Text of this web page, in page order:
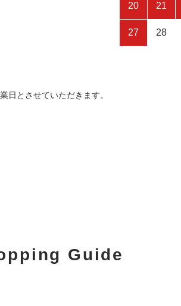
20 21
27 28
日とさせていただきます。
Guide